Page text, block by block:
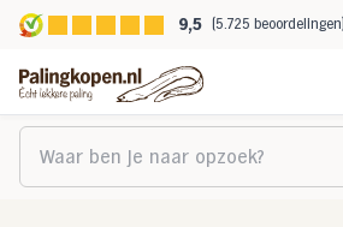
9,5 (5.725 beoordelingen)